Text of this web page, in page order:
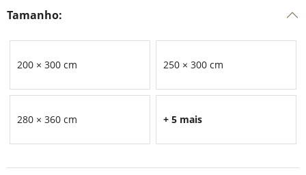
Tamanho:
200 × 300 cm 250 × 300 cm
280 × 360 cm + 5 mais